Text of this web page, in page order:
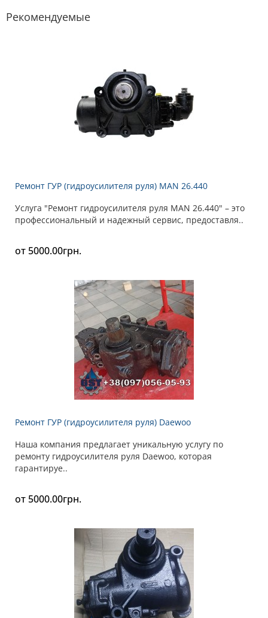
Рекомендуемые
Ремонт ГУР (гидроусилителя руля) MAN 26.440
Услуга "Ремонт гидроусилителя руля MAN 26.440" – это
профессиональный и надежный сервис, предоставля..
от 5000.00грн.
Ремонт ГУР (гидроусилителя руля) Daewoo
Наша компания предлагает уникальную услугу по
ремонту гидроусилителя руля Daewoo, которая
гарантируе..
от 5000.00грн.